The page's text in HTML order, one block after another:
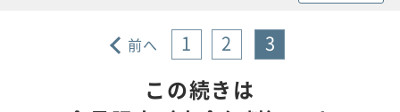
前へ 1 2 3
この続きは